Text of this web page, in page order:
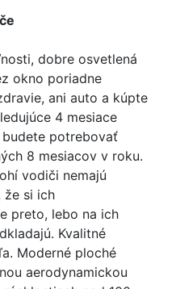
dobre osvetlená
okno poriadne
ani auto a kúpte
4 mesiace
potrebovať
8 mesiacov v roku.
vodiči nemajú
že si ich
preto, lebo na ich
Kvalitné
Moderné ploché
aerodynamickou